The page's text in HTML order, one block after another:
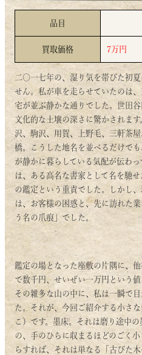
品目
買取価格 7万円
二〇一七年の、湿り気を帯びた初
せん。私が車を走らせていたのは
宅が並ぶ静かな通りでした。世田
文化的な土壌の深さに驚かされま
沢、駒沢、用賀、上野毛、三軒茶
橋。こうした地名を並べるだけで
が静かに暮らしている気配が伝わ
は、ある高名な書家として名を馳
の鑑定という重責でした。しかし
は、お客様の困惑と、先に訪れた
う名の爪痕」でした。
鑑定の場となった座敷の片隅に、
で数千円、せいぜい一万円という
その雑多な山の中に、私は一瞬で
た。それが、今回ご紹介する小さ
こ）です。墨床。それは磨り途中
の、手のひらに収まるほどのごく
らすれば、それは単なる「古びた